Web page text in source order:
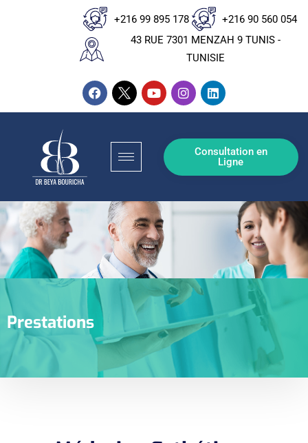
+216 99 895 178
+216 90 560 054
43 RUE 7301 MENZAH 9 TUNIS -
TUNISIE
Consultation en
Ligne
Prestations